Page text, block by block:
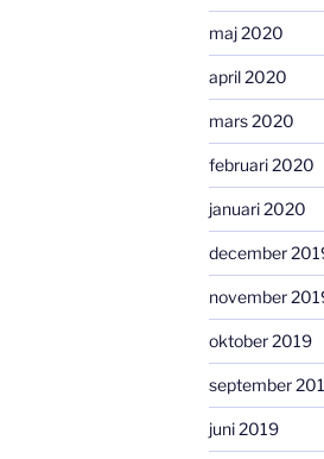
maj 2020
april 2020
mars 2020
februari 2020
januari 2020
december
november
oktober 2019
september
juni 2019